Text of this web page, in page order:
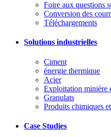
Foire aux questions
Conversion des
Téléchargements
Solutions industrielles
Ciment
énergie thermique
Acier
Exploitation minière
Granulats
Produits chimiques
Case Studies